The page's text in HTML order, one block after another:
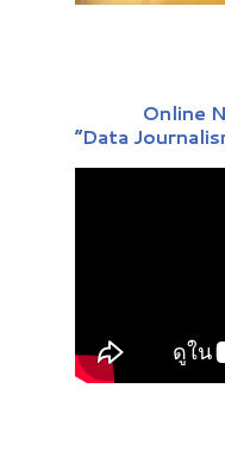
Online
“Data